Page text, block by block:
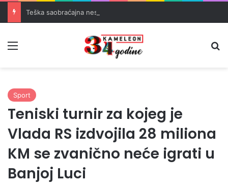
Sport
Teniski turnir za kojeg je
Vlada RS izdvojila 28 miliona
KM se zvanično neće igrati u
Banjoj Luci